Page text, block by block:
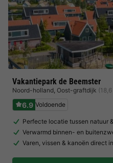
Vakantiepark de Beemster
Noord-holland, Oost-graftdijk
6.9 Voldoende
Perfecte locatie tussen natuur
Verwarmd binnen- en
Varen, vissen & kanoën direct